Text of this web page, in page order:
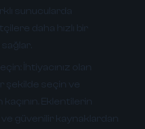
sunucularda
daha hızlı bir
sağlar.
İhtiyacınız olan
şekilde seçin ve
Eklentilerin
güvenilir kaynaklardan